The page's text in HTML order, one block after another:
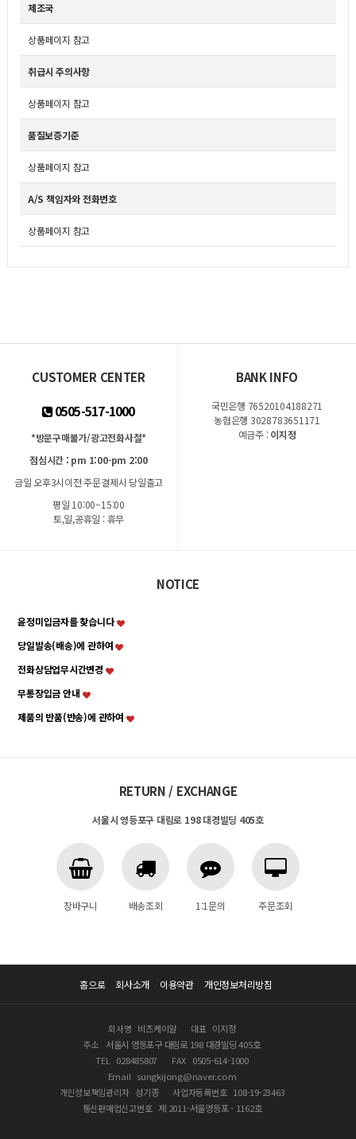
제조국
상품페이지 참고
취급시 주의사항
상품페이지 참고
품질보증기준
상품페이지 참고
A/S 책임자와 전화번호
상품페이지 참고
CUSTOMER CENTER
0505-517-1000
*방문구매불가/광고전화사절*
점심시간 : pm 1:00-pm 2:00
금일 오후3시이전 주문결제시 당일출고
평일 10:00~15:00
토,일,공휴일 : 휴무
BANK INFO
국민은행 76520104188271
농협은행 3028783651171
예금주 :이지정
NOTICE
윤정미입금자를 찾습니다
당일발송(배송)에 관하여
전화상담업무시간변경
무통장입금 안내
제품의 반품(반송)에 관하여
RETURN / EXCHANGE
서울시 영등포구 대림로 198 대경빌딩 405호
장바구니 배송조회 1:1문의 주문조회
홈으로 회사소개 이용약관 개인정보처리방침
회사명 비즈케이알 대표 이지정
주소
서울시 영등포구 대림로 198 대경빌딩 405호
TEL 028485807 FAX 0505-614-1000
Email sungkijong@naver.com
개인정보책임관리자 성기종 사업자등록번호 108-19-23463
통신판매업신고번호 제 2011-서울영등포 - 1162호